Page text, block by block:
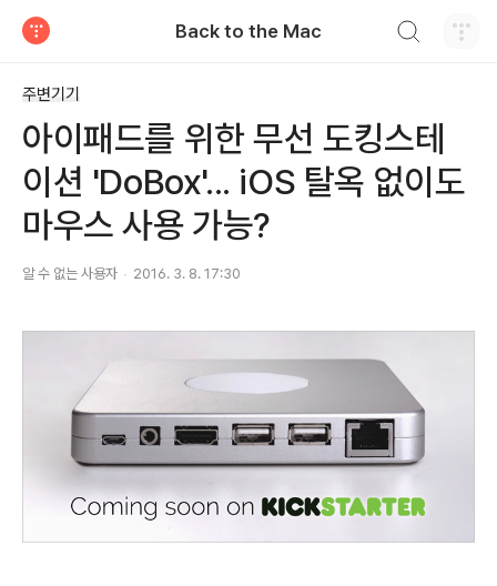
Back to the Mac
주변기기
아이패드를 위한 무선 도킹스테
이션 'DoBox'... iOS 탈옥 없이도
마우스 사용 가능?
알 수 없는 사용자 2016. 3. 8. 17:30